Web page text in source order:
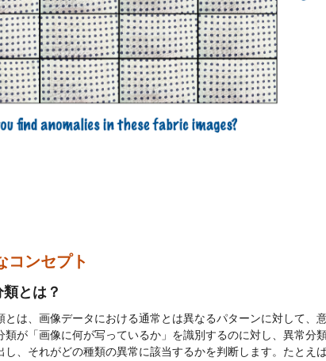
コンセプト
とは？
とは、画像データにおける通常とは異なるパターンに対して、
類が「画像に何が写っているか」を識別するのに対し、異常分
し、それがどの種類の異常に該当するかを判断します。たとえ